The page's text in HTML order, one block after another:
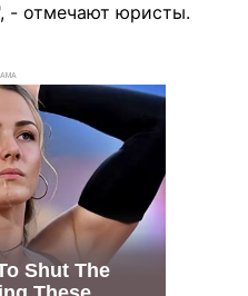
- отмечают юристы.